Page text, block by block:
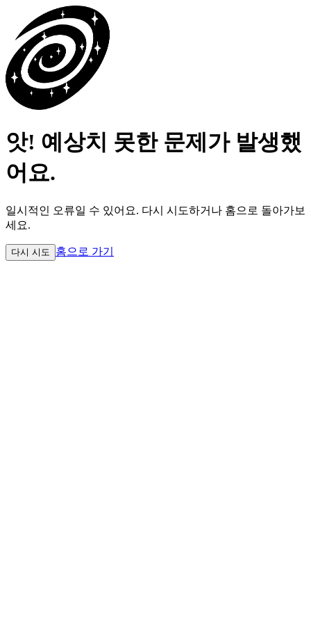
앗! 예상치 못한 문제가 발생했
어요.
일시적인 오류일 수 있어요. 다시 시도하거나 홈으로 돌아가보
세요.
다시 시도 홈으로 가기